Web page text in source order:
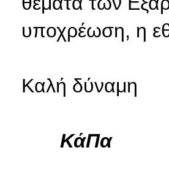
υποχρέωση, η
Καλή δύναμη
ΚάΠα